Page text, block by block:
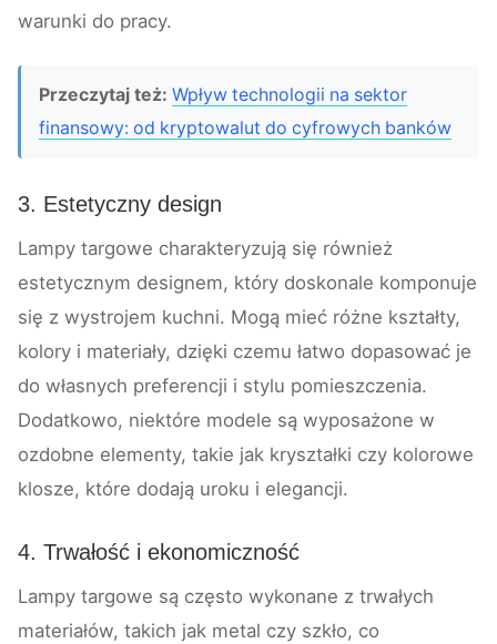
warunki do pracy.
Przeczytaj też: Wpływ technologii na sektor
finansowy: od kryptowalut do cyfrowych banków
3. Estetyczny design
Lampy targowe charakteryzują się również
estetycznym designem, który doskonale komponuje
się z wystrojem kuchni. Mogą mieć różne kształty,
kolory i materiały, dzięki czemu łatwo dopasować je
do własnych preferencji i stylu pomieszczenia.
Dodatkowo, niektóre modele są wyposażone w
ozdobne elementy, takie jak kryształki czy kolorowe
klosze, które dodają uroku i elegancji.
4. Trwałość i ekonomiczność
Lampy targowe są często wykonane z trwałych
materiałów, takich jak metal czy szkło, co